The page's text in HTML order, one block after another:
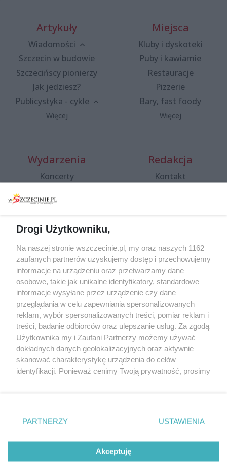
Artykuły
Wiadomości
Szczecin w budowie
Szczecińscy pionierzy
Jak jedziesz?
Publicystyka - cykle
Więcej
Miejsca
Kluby i dyskoteki
Puby i kawiarnie
Restauracje
Pizzerie
Bary, fast foody
Więcej
Wydarzenia
Koncerty
Spacery i oprowadzania
targi
Wernisaże
Więcej
Redakcja
Kontakt
Specjalny koncert z okazji
20. urodzin portalu
wSzczecinie.pl
Regulamin konkursów
śniadaniówka "Hej
Szczecin! Jest piątek!"
Partnerzy
Praca Szczecin
© 2026 wSzczecinie.pl
Created by GOD
Drogi Użytkowniku,
Na naszej stronie wszczecinie.pl, my oraz naszych 1162
zaufanych partnerów uzyskujemy dostęp i przechowujemy
informacje na urządzeniu oraz przetwarzamy dane
osobowe, takie jak unikalne identyfikatory, standardowe
informacje wysyłane przez urządzenie czy dane
przeglądania w celu zapewniania spersonalizowanych
reklam, wybór spersonalizowanych treści, pomiar reklam i
treści, badanie odbiorców oraz ulepszanie usług. Za zgodą
Użytkownika my i Zaufani Partnerzy możemy używać
dokładnych danych geolokalizacyjnych oraz aktywnie
skanować charakterystykę urządzenia do celów
identyfikacji. Ponieważ cenimy Twoją prywatność, prosimy
prywatności znajdujący się w lewym dolnym rogu strony
. Niektóre rodzaje przetwarzania danych nie wymagają
takiemu przetwarzaniu. Preferencje będą miały
zastosowania tylko na tej witrynie.
PARTNERZY USTAWIENIA
Akceptuję